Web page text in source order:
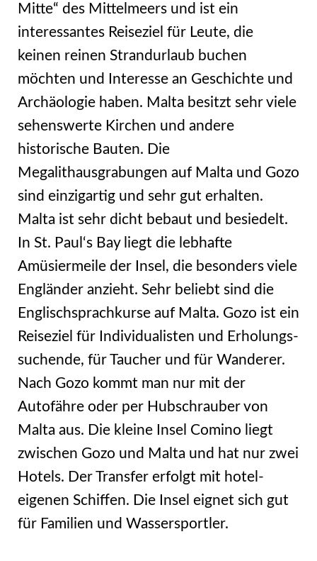
Mitte“ des Mittelmeers und ist ein
interessantes Reiseziel für Leute, die
keinen reinen Strandurlaub buchen
möchten und Interesse an Geschichte und
Archäologie haben. Malta besitzt sehr viele
sehenswerte Kirchen und andere
historische Bauten. Die
Megalithausgrabungen auf Malta und Gozo
sind einzigartig und sehr gut erhalten.
Malta ist sehr dicht bebaut und besiedelt.
In St. Paul‘s Bay liegt die lebhafte
Amüsiermeile der Insel, die besonders viele
Engländer anzieht. Sehr beliebt sind die
Englischsprachkurse auf Malta. Gozo ist ein
Reiseziel für Individualisten und Erholungs-
suchende, für Taucher und für Wanderer.
Nach Gozo kommt man nur mit der
Autofähre oder per Hubschrauber von
Malta aus. Die kleine Insel Comino liegt
zwischen Gozo und Malta und hat nur zwei
Hotels. Der Transfer erfolgt mit hotel-
eigenen Schiffen. Die Insel eignet sich gut
für Familien und Wassersportler.